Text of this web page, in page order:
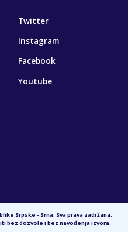
Twitter
Instagram
Facebook
Youtube
Srpske - Srna. Sva prava zadržana.
bez dozvole i bez navođenja izvora.